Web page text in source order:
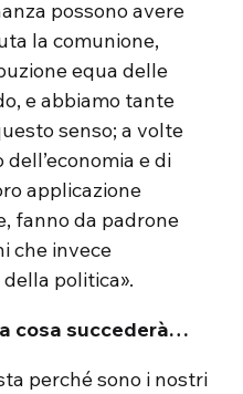
possono avere
la comunione,
equa delle
e abbiamo tante
senso; a volte
dell’economia e di
applicazione
fanno da padrone
che invece
politica».
cosa succederà…
perché sono i nostri